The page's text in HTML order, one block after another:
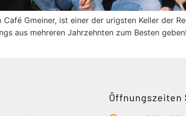
Gmeiner, ist einer der urigsten Keller der
aus mehreren Jahrzehnten zum Besten
Öffnungszeiten